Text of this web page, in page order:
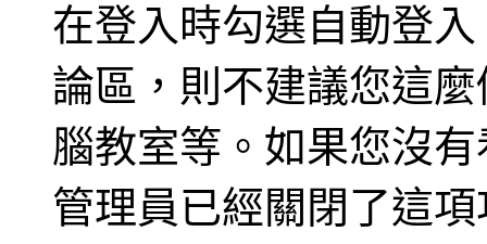
在登入時勾選自動登
論區，則不建議您這
腦教室等。如果您沒
管理員已經關閉了這